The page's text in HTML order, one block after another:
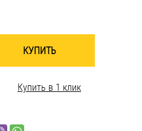
КУПИТЬ
Купить в 1 клик